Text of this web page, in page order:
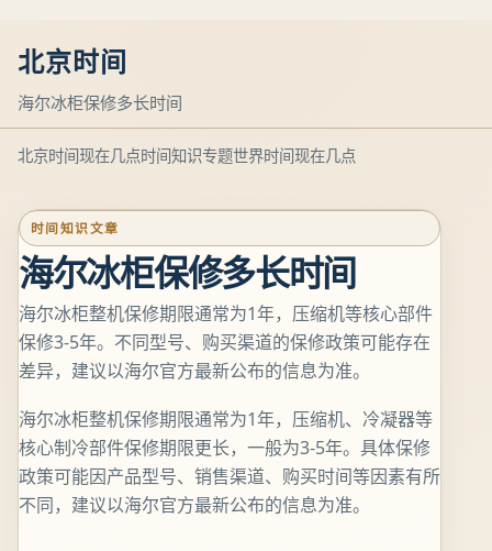
北京时间
海尔冰柜保修多长时间
北京时间现在几点时间知识专题世界时间现在几点
时间知识文章
海尔冰柜保修多长时间
海尔冰柜整机保修期限通常为1年，压缩机等核心部件
保修3-5年。不同型号、购买渠道的保修政策可能存在
差异，建议以海尔官方最新公布的信息为准。
海尔冰柜整机保修期限通常为1年，压缩机、冷凝器等
核心制冷部件保修期限更长，一般为3-5年。具体保修
政策可能因产品型号、销售渠道、购买时间等因素有所
不同，建议以海尔官方最新公布的信息为准。